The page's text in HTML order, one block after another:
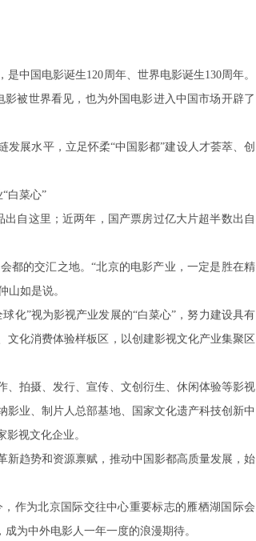
中国电影诞生120周年、世界电影诞生130周年。
被世界看见，也为外国电影进入中国市场开辟了
展水平，立足怀柔“中国影都”建设人才荟萃、创
白菜心”
自这里；近两年，国产票房过亿大片超半数出自
都的交汇之地。“北京的电影产业，一定是胜在精
山如是说。
化”视为影视产业发展的“白菜心”，努力建设具有
文化消费体验样板区，以创建影视文化产业集聚区
、拍摄、发行、宣传、文创衍生、休闲体验等影视
业、制片人总部基地、国家文化遗产科技创新中
视文化企业。
新趋势和资源禀赋，推动中国影都高质量发展，始
作为北京国际交往中心重要标志的雁栖湖国际会
为中外电影人一年一度的浪漫期待。